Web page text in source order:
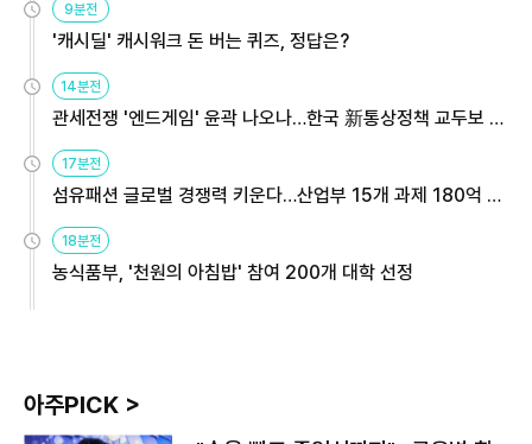
9분전
'캐시딜' 캐시워크 돈 버는 퀴즈, 정답은?
14분전
관세전쟁 '엔드게임' 윤곽 나오나…한국 新통상정책 교두보 활
용해야
17분전
섬유패션 글로벌 경쟁력 키운다…산업부 15개 과제 180억 지
원
18분전
농식품부, '천원의 아침밥' 참여 200개 대학 선정
아주PICK >